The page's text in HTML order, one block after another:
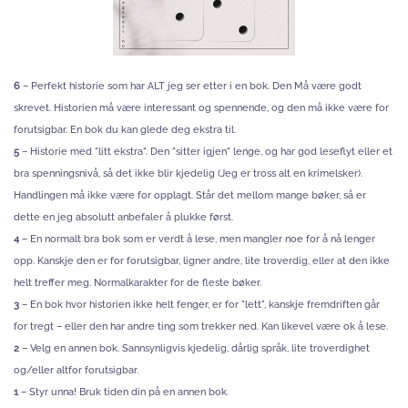
6 – Perfekt historie som har ALT jeg ser etter i en bok. Den Må være godt
skrevet. Historien må være interessant og spennende, og den må ikke være for
forutsigbar. En bok du kan glede deg ekstra til.
5 – Historie med "litt ekstra". Den "sitter igjen" lenge, og har god leseflyt eller et
bra spenningsnivå, så det ikke blir kjedelig (Jeg er tross alt en krimelsker).
Handlingen må ikke være for opplagt. Står det mellom mange bøker, så er
dette en jeg absolutt anbefaler å plukke først.
4– En normalt bra bok som er verdt å lese, men mangler noe for å nå lenger
opp. Kanskje den er for forutsigbar, ligner andre, lite troverdig, eller at den ikke
helt treffer meg. Normalkarakter for de fleste bøker.
3 – En bok hvor historien ikke helt fenger, er for "lett", kanskje fremdriften går
for tregt – eller den har andre ting som trekker ned. Kan likevel være ok å lese.
2 – Velg en annen bok. Sannsynligvis kjedelig, dårlig språk, lite troverdighet
og/eller altfor forutsigbar.
1 – Styr unna! Bruk tiden din på en annen bok.